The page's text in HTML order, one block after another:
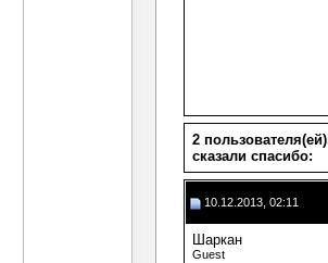
2 пользователя(ей)
сказали cпасибо:
10.12.2013, 02:11
Шаркан
Guest